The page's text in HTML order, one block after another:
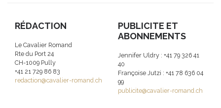
RÉDACTION
Le Cavalier Romand
Rte du Port 24
CH-1009 Pully
+41 21 729 86 83
redaction@cavalier-romand.ch
PUBLICITE ET
ABONNEMENTS
Jennifer Uldry : +41 79 326 41
40
Françoise Jutzi : +41 78 636 04
99
publicite@cavalier-romand.ch